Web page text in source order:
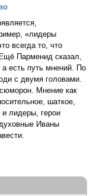
«лидеры
всегда то, что
Парменид сказал,
а есть путь мнений. По
с двумя головами.
Мнение как
шаткое,
и лидеры, герои
Иваны
всегда то, что